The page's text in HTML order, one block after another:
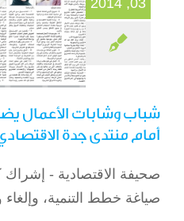
03, 2014
شباب وشابات الأعمال
أمام منتدى جدة
صحيفة الاقتصادية -
صياغة خطط التنمية،في ندوة